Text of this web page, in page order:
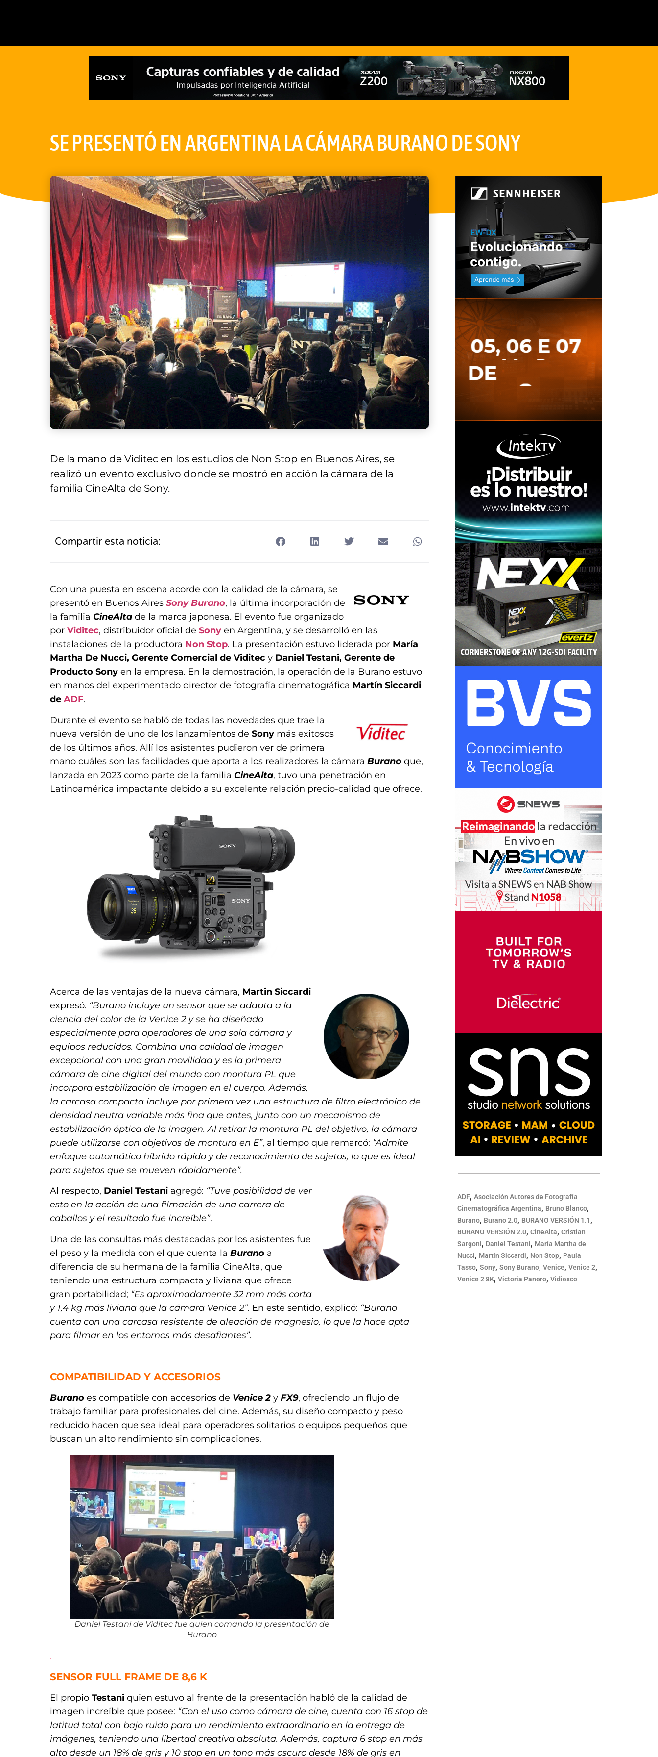
SE PRESENTÓ EN ARGENTINA LA CÁMARA BURANO DE SONY
De la mano de Viditec en los estudios de Non Stop en Buenos Aires, se
realizó un evento exclusivo donde se mostró en acción la cámara de la
familia CineAlta de Sony.
Compartir esta noticia:
Con una puesta en escena acorde con la calidad de la cámara, se
presentó en Buenos Aires Sony Burano, la última incorporación de
la familia CineAlta de la marca japonesa. El evento fue organizado
por Viditec, distribuidor oficial de Sony en Argentina, y se desarrolló en las
instalaciones de la productora Non Stop. La presentación estuvo liderada por María
Martha De Nucci, Gerente Comercial de Viditec y Daniel Testani, Gerente de
Producto Sony en la empresa. En la demostración, la operación de la Burano estuvo
en manos del experimentado director de fotografía cinematográfica Martín Siccardi
de ADF.
Durante el evento se habló de todas las novedades que trae la
nueva versión de uno de los lanzamientos de Sony más exitosos
de los últimos años. Allí los asistentes pudieron ver de primera
mano cuáles son las facilidades que aporta a los realizadores la cámara Burano que,
lanzada en 2023 como parte de la familia CineAlta, tuvo una penetración en
Latinoamérica impactante debido a su excelente relación precio-calidad que ofrece.
Acerca de las ventajas de la nueva cámara, Martin Siccardi
expresó: “Burano incluye un sensor que se adapta a la
ciencia del color de la Venice 2 y se ha diseñado
especialmente para operadores de una sola cámara y
equipos reducidos. Combina una calidad de imagen
excepcional con una gran movilidad y es la primera
cámara de cine digital del mundo con montura PL que
incorpora estabilización de imagen en el cuerpo. Además,
la carcasa compacta incluye por primera vez una estructura de filtro electrónico de
densidad neutra variable más fina que antes, junto con un mecanismo de
estabilización óptica de la imagen. Al retirar la montura PL del objetivo, la cámara
puede utilizarse con objetivos de montura en E”, al tiempo que remarcó: “Admite
enfoque automático híbrido rápido y de reconocimiento de sujetos, lo que es ideal
para sujetos que se mueven rápidamente”.
Al respecto, Daniel Testani agregó: “Tuve posibilidad de ver
esto en la acción de una filmación de una carrera de
caballos y el resultado fue increíble”.
Una de las consultas más destacadas por los asistentes fue
el peso y la medida con el que cuenta la Burano a
diferencia de su hermana de la familia CineAlta, que
teniendo una estructura compacta y liviana que ofrece
gran portabilidad; “Es aproximadamente 32 mm más corta
y 1,4 kg más liviana que la cámara Venice 2”. En este sentido, explicó: “Burano
cuenta con una carcasa resistente de aleación de magnesio, lo que la hace apta
para filmar en los entornos más desafiantes”.
COMPATIBILIDAD Y ACCESORIOS
Burano es compatible con accesorios de Venice 2 y FX9, ofreciendo un flujo de
trabajo familiar para profesionales del cine. Además, su diseño compacto y peso
reducido hacen que sea ideal para operadores solitarios o equipos pequeños que
buscan un alto rendimiento sin complicaciones.
Daniel Testani de Viditec fue quien comando la presentación de
Burano
.
SENSOR FULL FRAME DE 8,6 K
El propio Testani quien estuvo al frente de la presentación habló de la calidad de
imagen increíble que posee: “Con el uso como cámara de cine, cuenta con 16 stop de
latitud total con bajo ruido para un rendimiento extraordinario en la entrega de
imágenes, teniendo una libertad creativa absoluta. Además, captura 6 stop en más
alto desde un 18% de gris y 10 stop en un tono más oscuro desde 18% de gris en
ADF,Asociación Autores de Fotografía
Cinematográfica Argentina, Bruno Blanco,
Burano, Burano 2.0, BURANO VERSIÓN 1.1,
BURANO VERSIÓN 2.0,CineAlta,Cristian
Sargoni, Daniel Testani, María Martha de
Nucci, Martín Siccardi, Non Stop, Paula
Tasso,Sony,Sony Burano,Venice,Venice 2,
Venice 2 8K,Victoria Panero,Vidiexco